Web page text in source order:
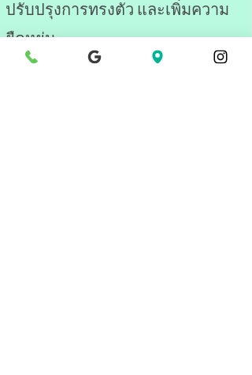
ปรับปรุงการทรงตัว และเพิ่มความ
ยืดหยุ่น